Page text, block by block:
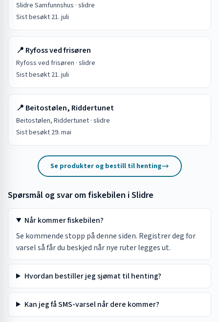
Slidre Samfunnshus · slidre
Sist besøkt 21. juli
📍 Ryfoss ved frisøren
Ryfoss ved frisøren · slidre
Sist besøkt 21. juli
📍 Beitostølen, Riddertunet
Beitostølen, Riddertunet · slidre
Sist besøkt 29. mai
Se produkter og bestill til henting
Spørsmål og svar om fiskebilen iSlidre
Når kommer fiskebilen?
Se kommende stopp på denne siden. Registrer deg for
varsel så får du beskjed når nye ruter legges ut.
Hvordan bestiller jeg sjømat til henting?
Kan jeg få SMS-varsel når dere kommer?